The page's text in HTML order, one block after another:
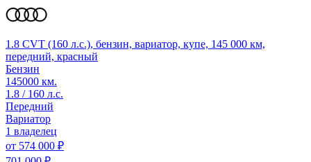
1.8 CVT (160 л.с.), бензин, вариатор, купе, 145 000 км,
передний, красный
Бензин
145000 км.
1.8 / 160 л.с.
Передний
Вариатор
1 владелец
от 574 000 ₽